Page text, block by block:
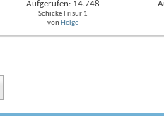
Aufgerufen: 14.748
Schicke Frisur 1
von Helge